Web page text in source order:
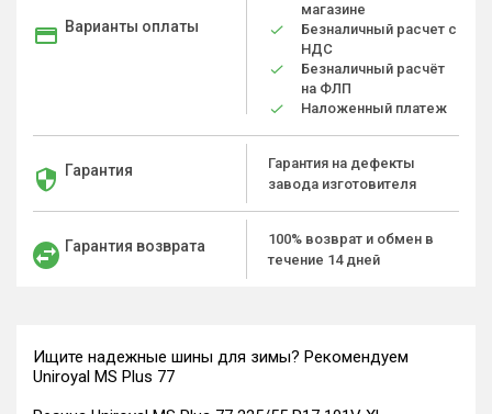
Варианты оплаты
магазине
Безналичный расчет с
НДС
Безналичный расчёт
на ФЛП
Наложенный платеж
Гарантия
Гарантия на дефекты
завода изготовителя
Гарантия возврата
100% возврат и обмен в
течение 14 дней
Ищите надежные шины для зимы? Рекомендуем
Uniroyal MS Plus 77